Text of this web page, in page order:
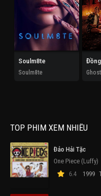
Soulm8te
Soulm8te
TOP PHIM XEM NHIỀU
Đảo Hải Tặc
One Piece (Luffy)
6.4
1999